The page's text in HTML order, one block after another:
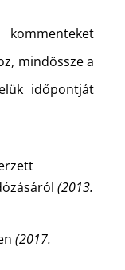
mindössze a
időpontját
(2013.
(2017.